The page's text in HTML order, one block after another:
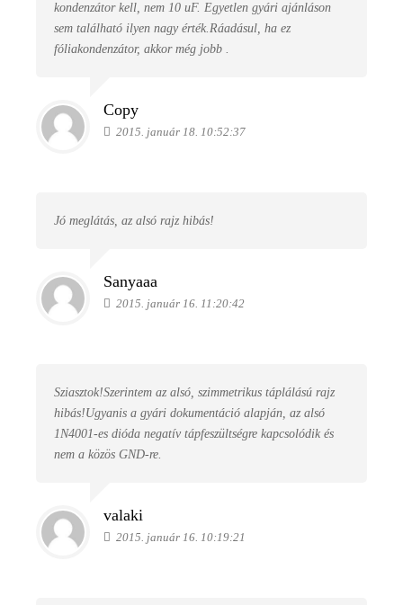
kondenzátor kell, nem 10 uF. Egyetlen gyári ajánláson
sem található ilyen nagy érték.Ráadásul, ha ez
fóliakondenzátor, akkor még jobb .
Copy
2015. január 18. 10:52:37
Jó meglátás, az alsó rajz hibás!
Sanyaaa
2015. január 16. 11:20:42
Sziasztok!Szerintem az alsó, szimmetrikus táplálású rajz
hibás!Ugyanis a gyári dokumentáció alapján, az alsó
1N4001-es dióda negatív tápfeszültségre kapcsolódik és
nem a közös GND-re.
valaki
2015. január 16. 10:19:21